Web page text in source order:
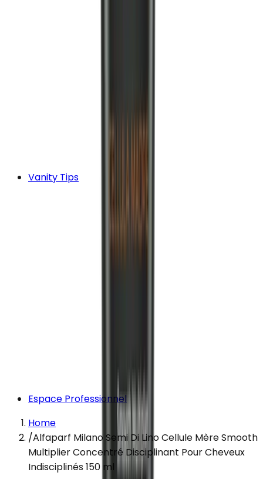
Vanity Tips
Espace Professionnel
Home
/Alfaparf Milano Semi Di Lino Cellule Mère Smooth
Multiplier Concentré Disciplinant Pour Cheveux
Indisciplinés 150 ml